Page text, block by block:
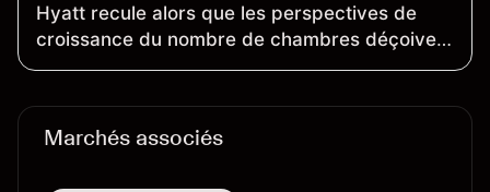
Hyatt recule alors que les perspectives de
croissance du nombre de chambres déçoivent
et que les pressions au Moyen-Orient et au
Marchés associés